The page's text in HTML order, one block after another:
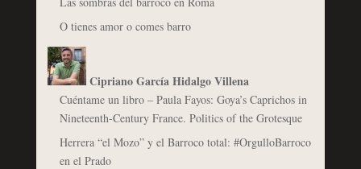
O tienes amor o comes barro
Cipriano García Hidalgo Villena
Cuéntame un libro – Paula Fayos: Goya’s Caprichos in
Nineteenth-Century France. Politics of the Grotesque
Herrera “el Mozo” y el Barroco total: #OrgulloBarroco
en el Prado